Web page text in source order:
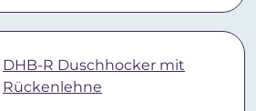
DHB-R Duschhocker mit
Rückenlehne